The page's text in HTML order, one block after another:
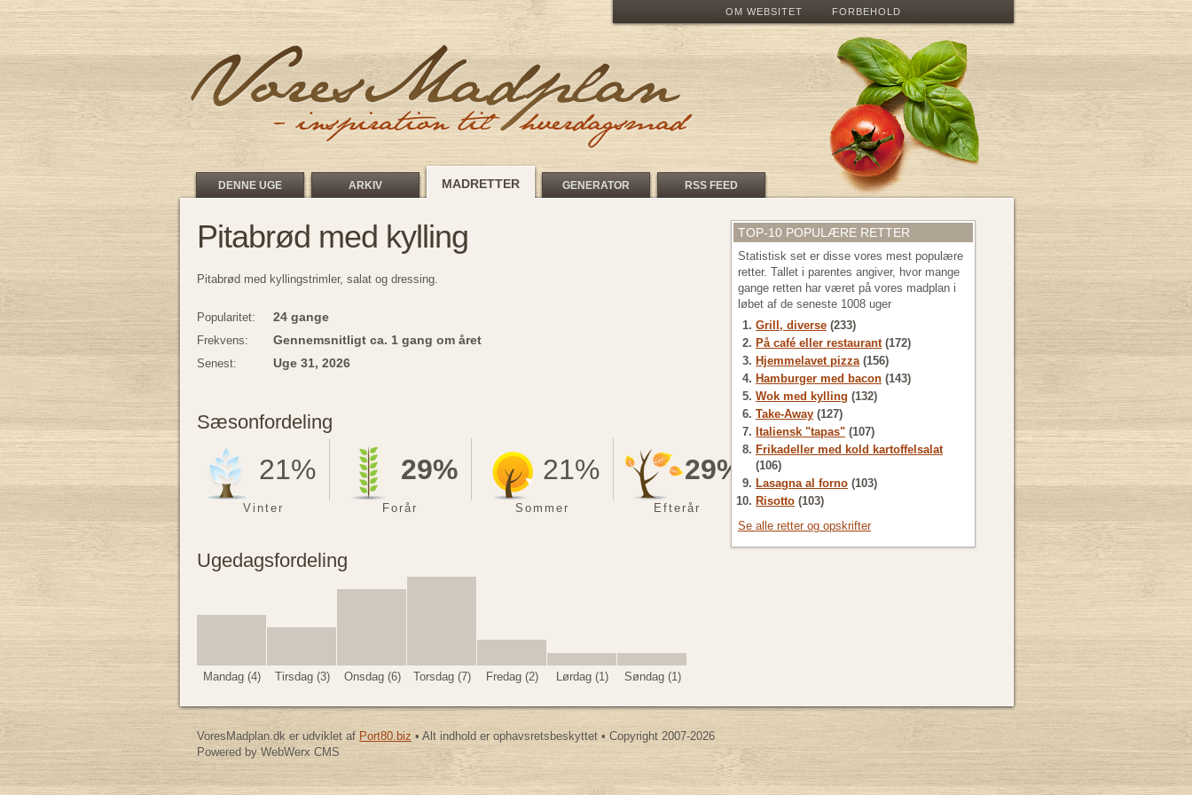
OM WEBSITET FORBEHOLD
Pitabrød med kylling
Pitabrød med kyllingstrimler, salat og dressing.
Popularitet: 24 gange
Frekvens: Gennemsnitligt ca. 1 gang om året
Senest: Uge 31, 2026
Sæsonfordeling
21% 29% 21% 29%
Vinter Forår Sommer Efterår
Ugedagsfordeling
Mandag (4) Tirsdag (3) Onsdag (6) Torsdag (7) Fredag (2) Lørdag (1) Søndag (1)
TOP-10 POPULÆRE RETTER
Statistisk set er disse vores mest populære
retter. Tallet i parentes angiver, hvor mange
gange retten har været på vores madplan i
løbet af de seneste 1008 uger
Grill, diverse (233)
På café eller restaurant(172)
Hjemmelavet pizza(156)
Hamburger med bacon (143)
Wok med kylling (132)
Take-Away (127)
Italiensk "tapas" (107)
Frikadeller med kold kartoffelsalat
(106)
Lasagna al forno (103)
Risotto (103)
Se alle retter og opskrifter
DENNE UGE ARKIV MADRETTER GENERATOR RSS FEED
VoresMadplan.dk er udviklet af Port80.biz • Alt indhold er ophavsretsbeskyttet • Copyright 2007-2026
Powered by WebWerx CMS